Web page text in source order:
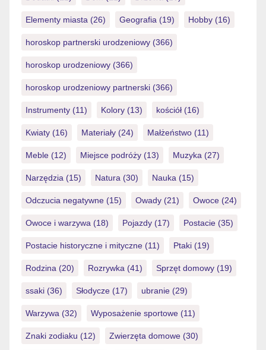
nicht gibt! […]
Elementy miasta (26) Geografia (19) Hobby (16)
horoskop partnerski urodzeniowy (366)
horoskop urodzeniowy (366)
horoskop urodzeniowy partnerski (366)
Instrumenty (11) Kolory (13) kościół (16)
Kwiaty (16) Materiały (24) Małżeństwo (11)
Meble (12) Miejsce podróży (13) Muzyka (27)
Narzędzia (15) Natura (30) Nauka (15)
Odczucia negatywne (15) Owady (21) Owoce (24)
Owoce i warzywa (18) Pojazdy (17) Postacie (35)
Postacie historyczne i mityczne (11) Ptaki (19)
Rodzina (20) Rozrywka (41) Sprzęt domowy (19)
ssaki (36) Słodycze (17) ubranie (29)
Warzywa (32) Wyposażenie sportowe (11)
Znaki zodiaku (12) Zwierzęta domowe (30)